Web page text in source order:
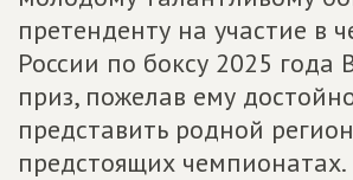
претенденту на участие в
России по боксу 2025 года
приз, пожелав ему
представить родной
предстоящих чемпионатах.